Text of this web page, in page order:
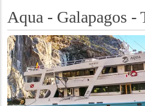
Aqua - Galapagos -